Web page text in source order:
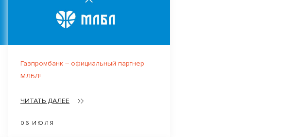
Газпромбанк – официальный партнер
МЛБЛ!
ЧИТАТЬ ДАЛЕЕ
06 ИЮЛЯ